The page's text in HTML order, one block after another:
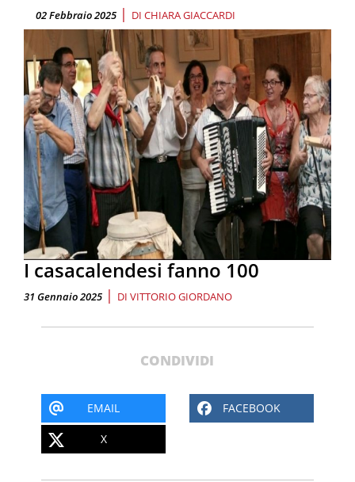
02 Febbraio 2025 | DI CHIARA GIACCARDI
I casacalendesi fanno 100
31 Gennaio 2025 | DI VITTORIO GIORDANO
CONDIVIDI
EMAIL FACEBOOK
X